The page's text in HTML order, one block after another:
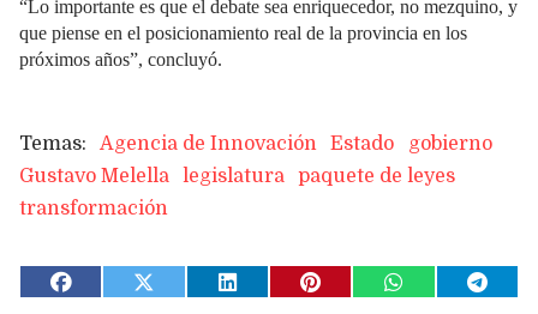
“Lo importante es que el debate sea enriquecedor, no mezquino, y
que piense en el posicionamiento real de la provincia en los
próximos años”, concluyó.
Agencia de Innovación Estado
gobierno
Gustavo Melella
legislatura
paquete de leyes
transformación